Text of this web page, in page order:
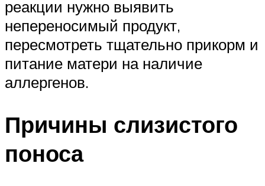
реакции нужно выявить
непереносимый продукт,
пересмотреть тщательно прикорм и
питание матери на наличие
аллергенов.
Причины слизистого
поноса